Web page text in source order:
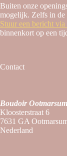
Buiten onze
mogelijk. Zelfs in de
Stuur een bericht via
binnenkort op een
Contact
Boudoir
Kloosterstraat 6
7631 GA
Nederland